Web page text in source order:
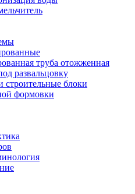
труба отожженная
развальцовку
строительные блоки
формовки